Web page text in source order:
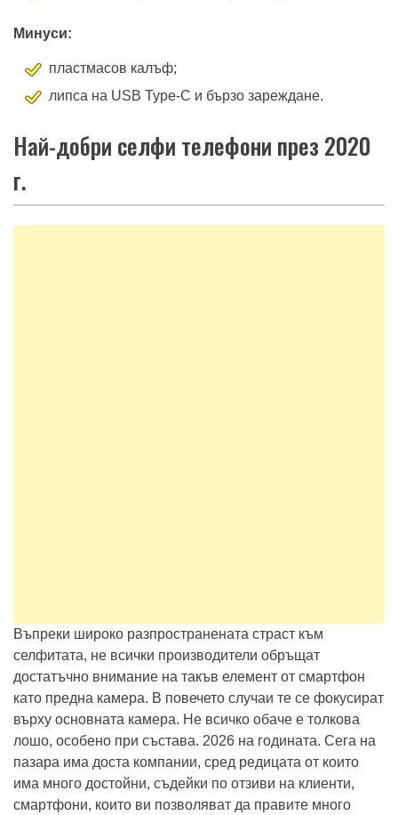
Минуси:
пластмасов калъф;
липса на USB Type-C и бързо зареждане.
Най-добри селфи телефони през 2020
г.
Въпреки широко разпространената страст към
селфитата, не всички производители обръщат
достатъчно внимание на такъв елемент от смартфон
като предна камера. В повечето случаи те се фокусират
върху основната камера. Не всичко обаче е толкова
лошо, особено при състава. 2026 на годината. Сега на
пазара има доста компании, сред редицата от които
има много достойни, съдейки по отзиви на клиенти,
смартфони, които ви позволяват да правите много